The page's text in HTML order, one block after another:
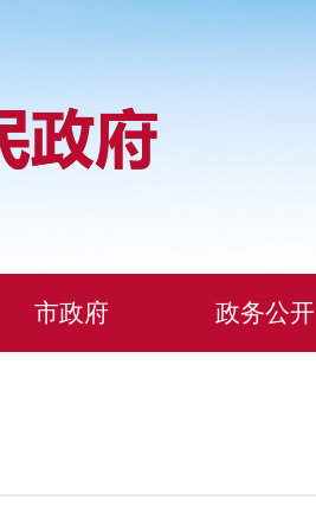
市政府 政务公开